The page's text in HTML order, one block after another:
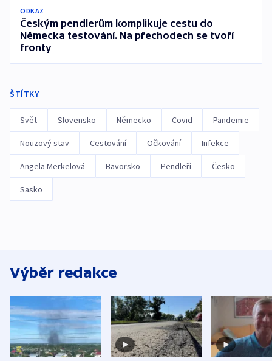
ODKAZ
Českým pendlerům komplikuje cestu do
Německa testování. Na přechodech se tvoří
fronty
ŠTÍTKY
Svět Slovensko Německo Covid Pandemie
Nouzový stav Cestování Očkování Infekce
Angela Merkelová Bavorsko Pendleři Česko
Sasko
Výběr redakce